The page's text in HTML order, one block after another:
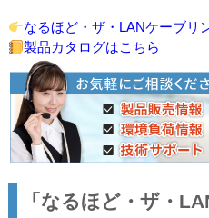
なるほど・ザ・LANケーブリ
製品カタログはこちら
「なるほど・ザ・